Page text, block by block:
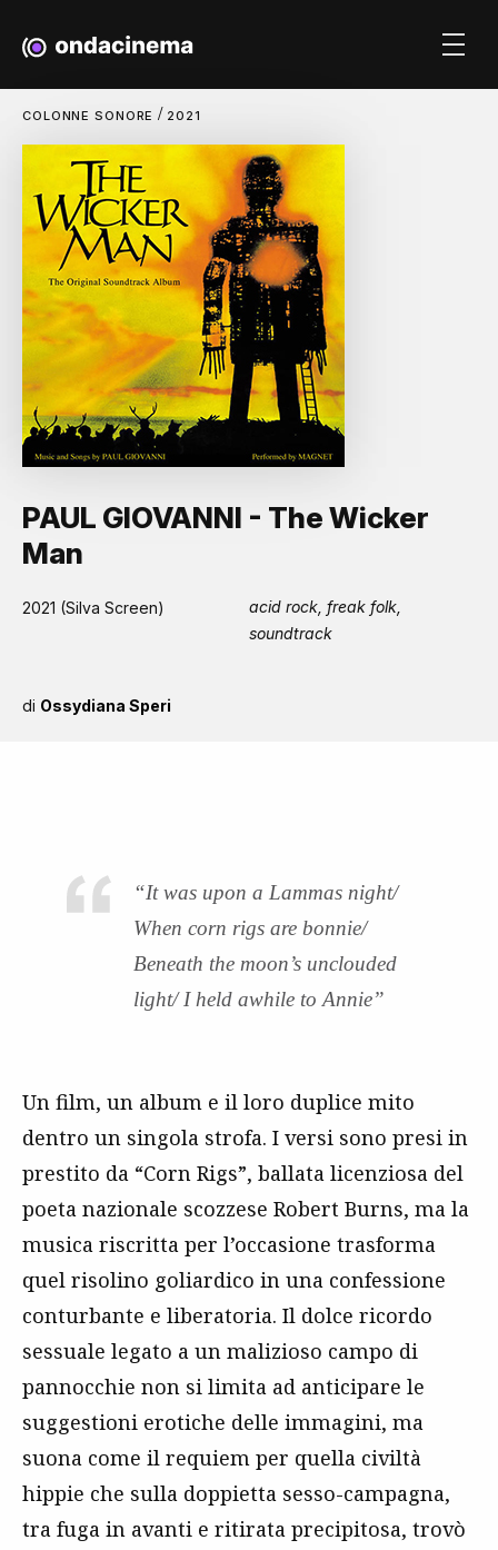
COLONNE SONORE/ 2021
PAUL GIOVANNI - The Wicker
Man
2021 (Silva Screen)
acid rock, freak folk,
soundtrack
di Ossydiana Speri
“It was upon a Lammas night/
When corn rigs are bonnie/
Beneath the moon’s unclouded
light/ I held awhile to Annie”
Un film, un album e il loro duplice mito
dentro un singola strofa. I versi sono presi in
prestito da “Corn Rigs”, ballata licenziosa del
poeta nazionale scozzese Robert Burns, ma la
musica riscritta per l’occasione trasforma
quel risolino goliardico in una confessione
conturbante e liberatoria. Il dolce ricordo
sessuale legato a un malizioso campo di
pannocchie non si limita ad anticipare le
suggestioni erotiche delle immagini, ma
suona come il requiem per quella civiltà
hippie che sulla doppietta sesso-campagna,
tra fuga in avanti e ritirata precipitosa, trovò